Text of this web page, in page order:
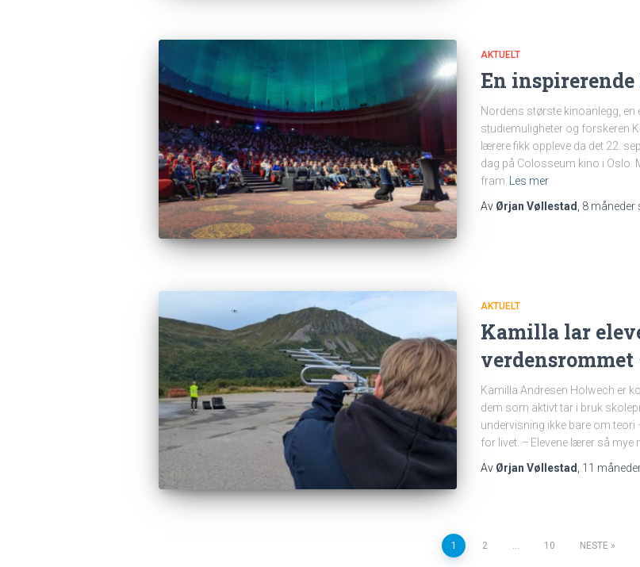
AKTUELT
En
Nordens største kinoanlegg,
studiemuligheter og forskeren
lærere fikk oppleve da det 22.
dag på Colosseum kino i Oslo.
fram
Les mer
Av Ørjan Vøllestad 8 måneder
AKTUELT
Kamilla lar
Kamilla Andresen Holwech er
dem som aktivt tar i bruk
undervisning ikke bare om
for livet. – Elevene lærer så mye
Av Ørjan Vøllestad 11
1 2 … 10 NESTE